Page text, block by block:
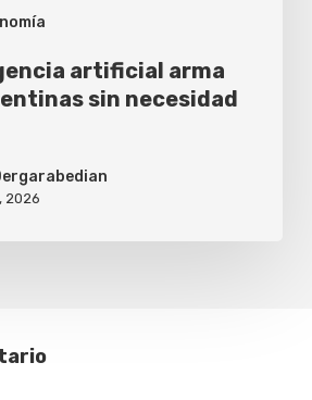
artificial arma
sin necesidad
2026